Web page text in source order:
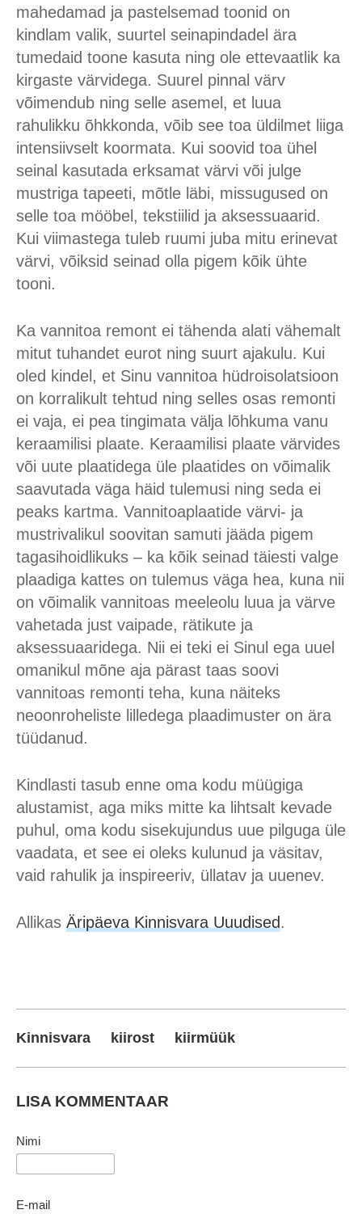
mahedamad ja pastelsemad toonid on
kindlam valik, suurtel seinapindadel ära
tumedaid toone kasuta ning ole ettevaatlik ka
kirgaste värvidega. Suurel pinnal värv
võimendub ning selle asemel, et luua
rahulikku õhkkonda, võib see toa üldilmet liiga
intensiivselt koormata. Kui soovid toa ühel
seinal kasutada erksamat värvi või julge
mustriga tapeeti, mõtle läbi, missugused on
selle toa mööbel, tekstiilid ja aksessuaarid.
Kui viimastega tuleb ruumi juba mitu erinevat
värvi, võiksid seinad olla pigem kõik ühte
tooni.
Ka vannitoa remont ei tähenda alati vähemalt
mitut tuhandet eurot ning suurt ajakulu. Kui
oled kindel, et Sinu vannitoa hüdroisolatsioon
on korralikult tehtud ning selles osas remonti
ei vaja, ei pea tingimata välja lõhkuma vanu
keraamilisi plaate. Keraamilisi plaate värvides
või uute plaatidega üle plaatides on võimalik
saavutada väga häid tulemusi ning seda ei
peaks kartma. Vannitoaplaatide värvi- ja
mustrivalikul soovitan samuti jääda pigem
tagasihoidlikuks – ka kõik seinad täiesti valge
plaadiga kattes on tulemus väga hea, kuna nii
on võimalik vannitoas meeleolu luua ja värve
vahetada just vaipade, rätikute ja
aksessuaaridega. Nii ei teki ei Sinul ega uuel
omanikul mõne aja pärast taas soovi
vannitoas remonti teha, kuna näiteks
neoonroheliste lilledega plaadimuster on ära
tüüdanud.
Kindlasti tasub enne oma kodu müügiga
alustamist, aga miks mitte ka lihtsalt kevade
puhul, oma kodu sisekujundus uue pilguga üle
vaadata, et see ei oleks kulunud ja väsitav,
vaid rahulik ja inspireeriv, üllatav ja uuenev.
Allikas Äripäeva Kinnisvara Uuudised.
Kinnisvara kiirost kiirmüük
LISA KOMMENTAAR
Nimi
E-mail